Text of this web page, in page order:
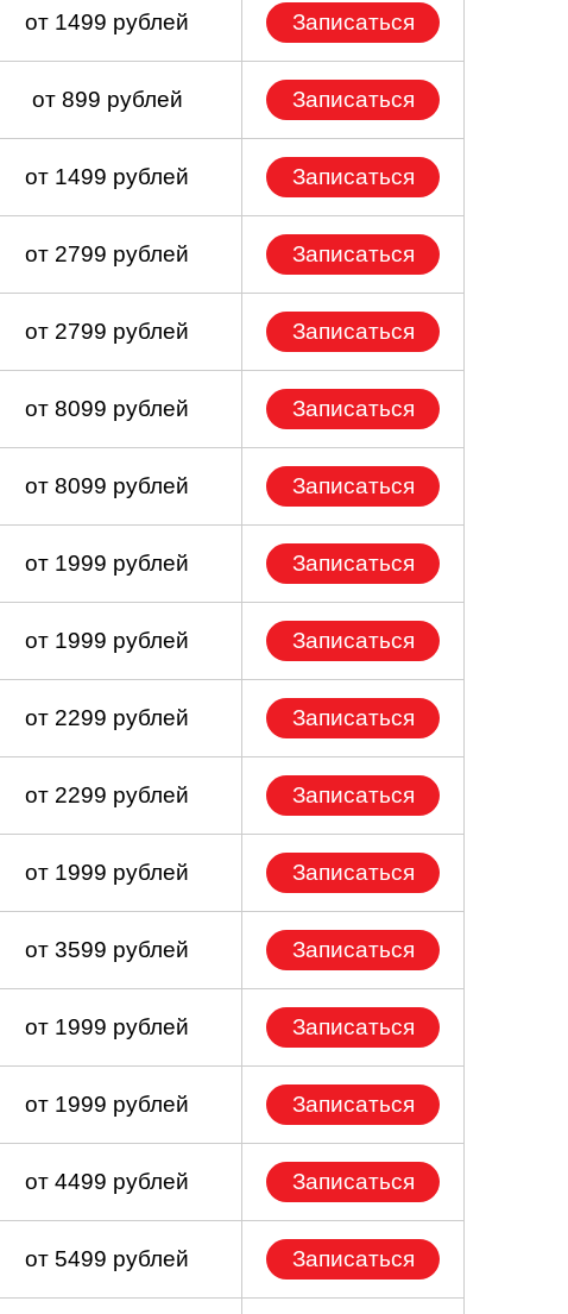
от 1499 рублей Записаться
от 899 рублей Записаться
от 1499 рублей Записаться
от 2799 рублей Записаться
от 2799 рублей Записаться
от 8099 рублей Записаться
от 8099 рублей Записаться
от 1999 рублей Записаться
от 1999 рублей Записаться
от 2299 рублей Записаться
от 2299 рублей Записаться
от 1999 рублей Записаться
от 3599 рублей Записаться
от 1999 рублей Записаться
от 1999 рублей Записаться
от 4499 рублей Записаться
от 5499 рублей Записаться